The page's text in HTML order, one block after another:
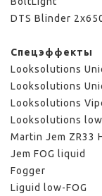
DTS Blinder
Спецэффекты
Looksolutions
Looksolutions
Looksolutions
Looksolutions
Martin Jem ZR33
Jem FOG liquid
Fogger
Liguid low-FOG